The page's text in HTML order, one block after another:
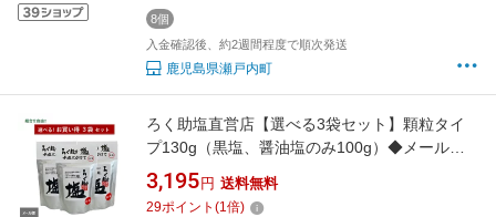
8個
入金確認後、約2週間程度で順次発送
鹿児島県瀬戸内町
ろく助塩直営店【選べる3袋セット】顆粒タイ
プ130g（黒塩、醤油塩のみ100g）◆メール便
での発送◆全国一律送料無料（追跡可・郵便受
配達）
3,195 円 送料無料
29ポイント (1倍)